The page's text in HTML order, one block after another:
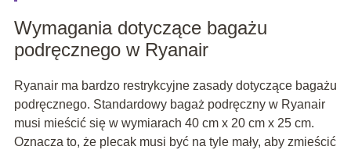
Wymagania dotyczące bagażu
podręcznego w Ryanair
Ryanair ma bardzo restrykcyjne zasady dotyczące bagażu
podręcznego. Standardowy bagaż podręczny w Ryanair
musi mieścić się w wymiarach 40 cm x 20 cm x 25 cm.
Oznacza to, że plecak musi być na tyle mały, aby zmieścić